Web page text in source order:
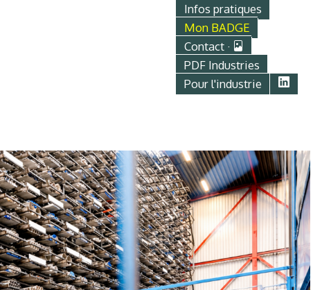
Infos pratiques
Mon BADGE
Contact ·
PDF Industries
Pour l'industrie